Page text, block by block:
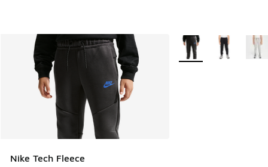
Nike Tech Fleece
Meer kleuren